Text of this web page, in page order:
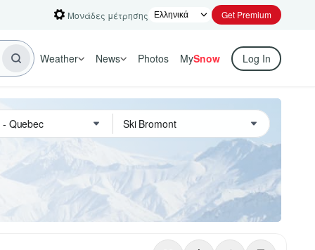
Μονάδες μέτρησης Get Premium
Weather News Photos MySnow Log In